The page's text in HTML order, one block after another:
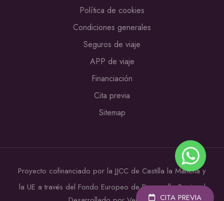
Política de cookies
Condiciones generales
Seguros de viaje
APP de viaje
Financiación
Cita previa
Sitemap
Proyecto cofinanciado por la JJCC de Castilla la Mancha y
la UE a través del Fondo Europeo de Desarrollo Regional
CITA PREVIA